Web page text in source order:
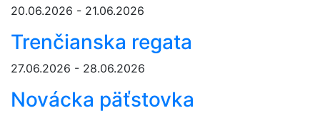
20.06.2026 - 21.06.2026
Trenčianska regata
27.06.2026 - 28.06.2026
Novácka päťstovka